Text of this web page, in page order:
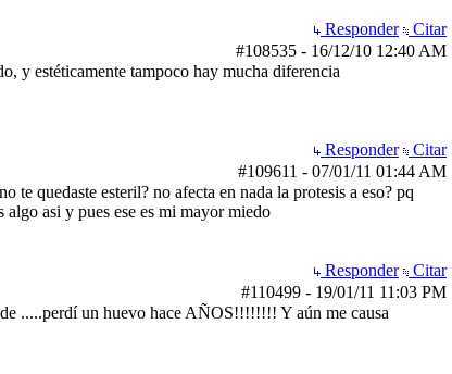
Responder
Citar
#108535 - 16/12/10 12:40 AM
y estéticamente tampoco hay mucha diferencia
Responder
Citar
#109611 - 07/01/11 01:44 AM
te quedaste esteril? no afecta en nada la protesis a eso? pq
asi y pues ese es mi mayor miedo
Responder
Citar
#110499 - 19/01/11 11:03 PM
.....perdí un huevo hace AÑOS!!!!!!!! Y aún me causa